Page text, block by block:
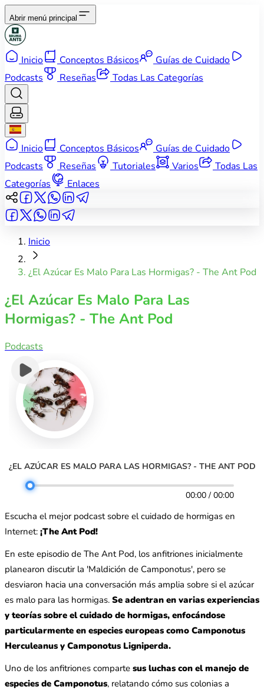
Abrir menú principal
Inicio Conceptos Básicos
Guías de Cuidado
Podcasts
Reseñas Todas Las Categorías
Inicio Conceptos Básicos
Guías de Cuidado
Podcasts
Reseñas Tutoriales Varios
Todas Las
Categorías
Enlaces
Inicio
¿El Azúcar Es Malo Para Las Hormigas? - The Ant Pod
¿El Azúcar Es Malo Para Las
Hormigas? - The Ant Pod
Podcasts
¿EL AZÚCAR ES MALO PARA LAS HORMIGAS? - THE ANT POD
00:00 / 00:00
Escucha el mejor podcast sobre el cuidado de hormigas en
Internet: ¡The Ant Pod!
En este episodio de The Ant Pod, los anfitriones inicialmente
planearon discutir la 'Maldición de Camponotus', pero se
desviaron hacia una conversación más amplia sobre si el azúcar
es malo para las hormigas. Se adentran en varias experiencias
y teorías sobre el cuidado de hormigas, enfocándose
particularmente en especies europeas como Camponotus
Herculeanus y Camponotus Ligniperda.
Uno de los anfitriones comparte sus luchas con el manejo de
especies de Camponotus, relatando cómo sus colonias a